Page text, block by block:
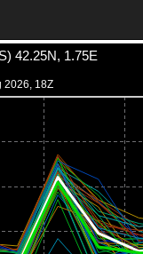
Aug 2026, 18Z
42.25N, 1.75E